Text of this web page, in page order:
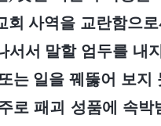
회 사역을 교란함으
서서 말할 엄두를 내
는 일을 꿰뚫어 보
로 패괴 성품에 속